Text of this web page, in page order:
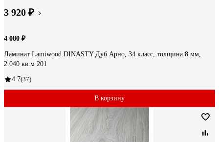
3 920 ₽
4 080 ₽
Ламинат Lamiwood DINASTY Дуб Арно, 34 класс, толщина 8 мм,
2.040 кв.м 201
4.7(37)
В корзину